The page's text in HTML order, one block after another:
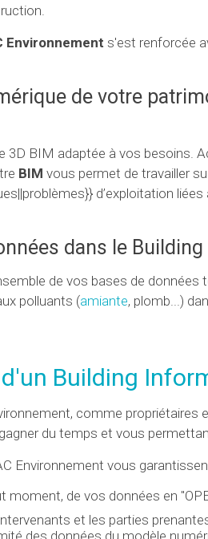
Environnement s'est renforcée
de votre
3D BIM adaptée à vos besoins.
BIM vous permet de travailler
d’exploitation
dans le
de vos bases de données
polluants (amiante, plomb...)
Building
comme
du temps et vous
Environnement vous
de vos données en
et les parties
des données du modèle